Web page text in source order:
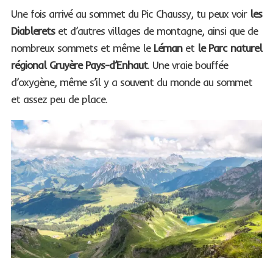
Une fois arrivé au sommet du Pic Chaussy, tu peux voir les
Diableretset d’autres villages de montagne, ainsi que de
nombreux sommets et même le Lémanet le Parc naturel
régional Gruyère Pays-d’Enhaut. Une vraie bouffée
d’oxygène, même s’il y a souvent du monde au sommet
et assez peu de place.